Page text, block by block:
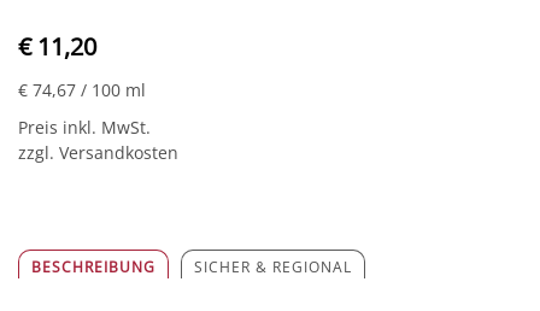
€ 11,20
€ 74,67 / 100 ml
Preis inkl. MwSt.
zzgl. Versandkosten
BESCHREIBUNG SICHER & REGIONAL